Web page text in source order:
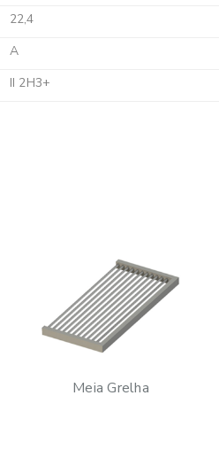
22,4
A
II 2H3+
Meia Grelha